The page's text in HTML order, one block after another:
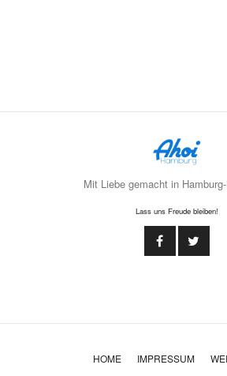
Mit Liebe gemacht in
Lass uns Freude bleiben!
HOME IMPRESSUM